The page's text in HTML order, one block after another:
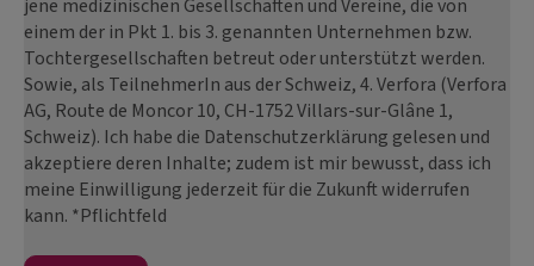
jene medizinischen Gesellschaften und Vereine, die von
einem der in Pkt 1. bis 3. genannten Unternehmen bzw.
Tochtergesellschaften betreut oder unterstützt werden.
Sowie, als TeilnehmerIn aus der Schweiz, 4. Verfora (Verfora
AG, Route de Moncor 10, CH-1752 Villars-sur-Glâne 1,
Schweiz). Ich habe die Datenschutzerklärung gelesen und
akzeptiere deren Inhalte; zudem ist mir bewusst, dass ich
meine Einwilligung jederzeit für die Zukunft widerrufen
kann. *Pflichtfeld